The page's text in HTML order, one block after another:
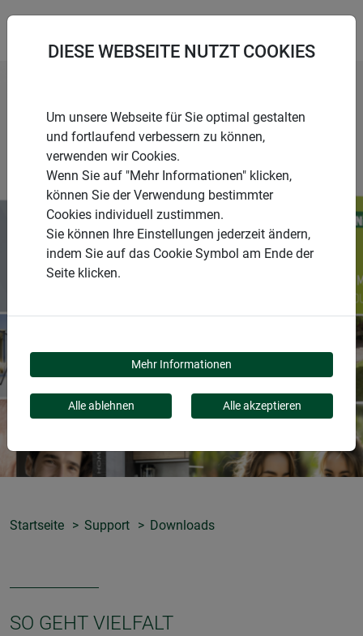
KATALOGE &
SICHERHEITSDATENBLÄTTE
DOWNLOADS
Startseite Support Downloads
SO GEHT VIELFALT
DIESE WEBSEITE NUTZT COOKIES
Um unsere Webseite für Sie optimal gestalten
und fortlaufend verbessern zu können,
verwenden wir Cookies.
Wenn Sie auf "Mehr Informationen" klicken,
können Sie der Verwendung bestimmter
Cookies individuell zustimmen.
Sie können Ihre Einstellungen jederzeit ändern,
indem Sie auf das Cookie Symbol am Ende der
Seite klicken.
Mehr Informationen
Alle ablehnen Alle akzeptieren